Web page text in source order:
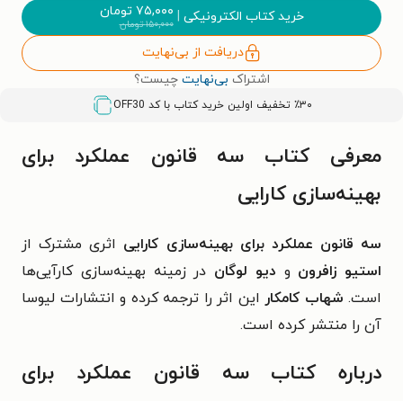
خرید کتاب الکترونیکی | ۷۵,۰۰۰ تومان
۱۵۰,۰۰۰تومان
دریافت از بی‌نهایت
اشتراک بی‌نهایت چیست؟
٪۳۰ تخفیف اولین خرید کتاب با کد OFF30
معرفی کتاب سه قانون عملکرد برای
بهینه‌سازی کارایی
سه قانون عملکرد برای بهینه‌سازی کارایی اثری مشترک از
استیو زافرون و دیو لوگان در زمینه بهینه‌‌سازی کارآیی‌ها
است. شهاب کامکار این اثر را ترجمه کرده و انتشارات لیوسا
آن را منتشر کرده است.
درباره کتاب سه قانون عملکرد برای